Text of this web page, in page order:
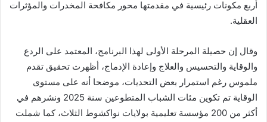
أربع مكونات رئيسية في مقدمتها محور مكافحة المخدرات والمؤثرات
العقلية.
وقال إن حصيلة المرحلة الأولى لهذا البرنامج، المعتمد على الردع
والوقاية والتحسيس والعلاج وإعادة الإدماج، أظهرت تحقيق تقدم
ملموس رغم استمرار بعض التحديات، موضحا أنه على مستوى
الوقاية تم تكوين مئات الشباب المتطوعين سنة 2025 ونشرهم في
أكثر من 200 مؤسسة تعليمية بولايات نواكشوط الثلاث، كما شملت